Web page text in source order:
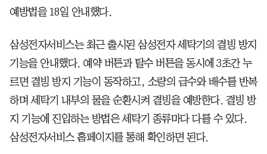
예방법을 18일 안내했다.
삼성전자서비스는 최근 출시된 삼성전자 세탁기의 결빙 방지
기능을 안내했다. 예약 버튼과 탈수 버튼을 동시에 3초간 누
르면 결빙 방지 기능이 동작하고, 소량의 급수와 배수를 반복
하며 세탁기 내부의 물을 순환시켜 결빙을 예방한다. 결빙 방
지 기능에 진입하는 방법은 세탁기 종류마다 다를 수 있다.
삼성전자서비스 홈페이지를 통해 확인하면 된다.